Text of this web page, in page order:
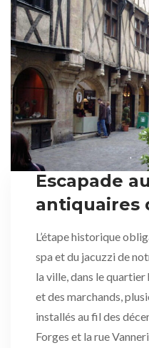
Escapade
antiquaires
L’étape historique
spa et du jacuzzi de
la ville, dans le
et des marchands,
installés au fil des
Forges et la rue